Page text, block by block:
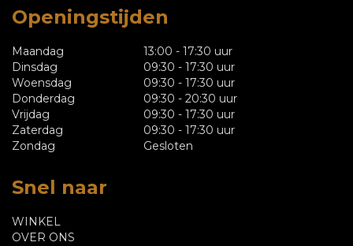
Openingstijden
Maandag
13:00 - 17:30 uur
Dinsdag
09:30 - 17:30 uur
Woensdag
09:30 - 17:30 uur
Donderdag
09:30 - 20:30 uur
Vrijdag
09:30 - 17:30 uur
Zaterdag
09:30 - 17:30 uur
Zondag
Gesloten
Snel naar
WINKEL
OVER ONS